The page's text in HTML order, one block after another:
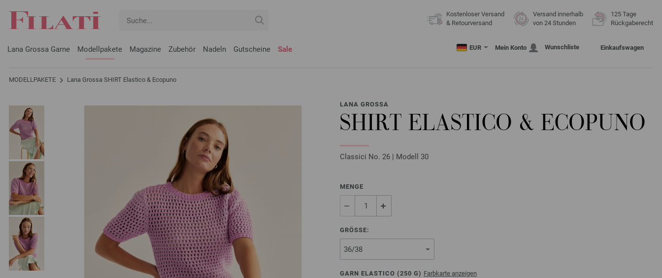
Kostenloser Versand
& Retourversand
Versand innerhalb
von 24 Stunden
125 Tage
Rückgaberecht
Lana Grossa Garne Modellpakete Magazine Zubehör Nadeln Gutscheine Sale EUR Mein Konto Wunschliste Einkaufswagen
MODELLPAKETE Lana Grossa SHIRT Elastico & Ecopuno
LANA GROSSA
SHIRT ELASTICO & ECOPUNO
Classici No. 26 | Modell 30
MENGE
GRÖSSE:
GARN ELASTICO (250 G) Farbkarte anzeigen